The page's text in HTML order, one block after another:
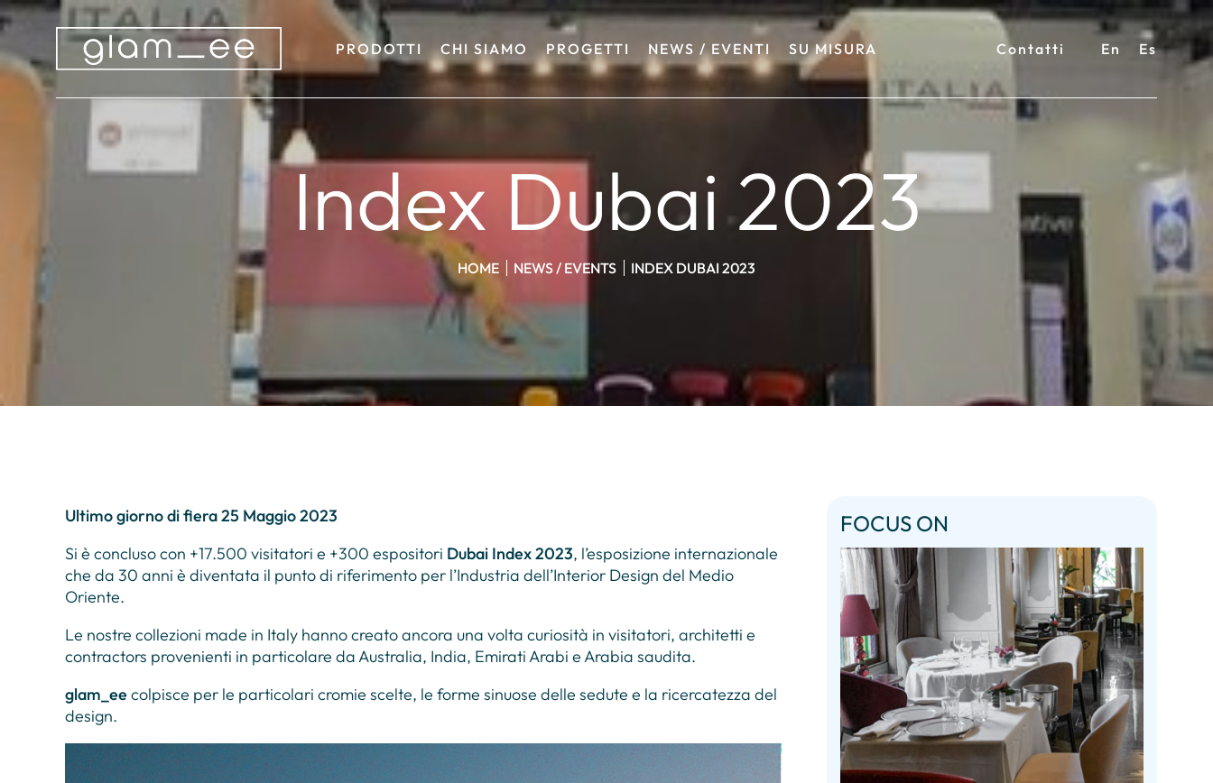
PRODOTTI CHI SIAMO PROGETTI NEWS / EVENTI SU MISURA Contatti En Es
Index Dubai 2023
HOME NEWS / EVENTS INDEX DUBAI 2023
Ultimo giorno di fiera 25 Maggio 2023
Si è concluso con +17.500 visitatori e +300 espositori Dubai Index 2023, l’esposizione internazionale
che da 30 anni è diventata il punto di riferimento per l’Industria dell’Interior Design del Medio
Oriente.
Le nostre collezioni made in Italy hanno creato ancora una volta curiosità in visitatori, architetti e
contractors provenienti in particolare da Australia, India, Emirati Arabi e Arabia saudita.
glam_eecolpisce per le particolari cromie scelte, le forme sinuose delle sedute e la ricercatezza del
design.
FOCUS ON